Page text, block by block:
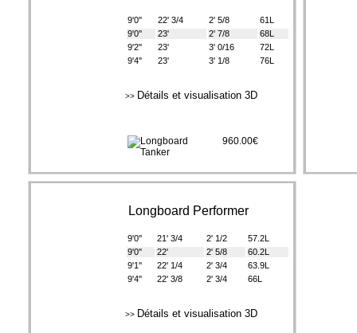
9'0'' 22' 3/4 2' 5/8
61L
9'0''
23' 2' 7/8
68L
9'2''
23' 3' 0/16
72L
9'4''
23' 3' 1/8 76L
>> Détails et visualisation 3D
960.00€
Longboard Performer
9'0'' 21' 3/4 2' 1/2
57.2L
9'0''
22' 2' 5/8
60.2L
9'1''
22' 1/4 2' 3/4
63.9L
9'4''
22' 3/8 2' 3/4 66L
>> Détails et visualisation 3D